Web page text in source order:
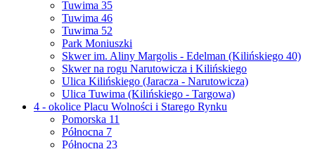
Tuwima 35
Tuwima 46
Tuwima 52
Park Moniuszki
Skwer im. Aliny Margolis - Edelman (Kilińskiego 40)
Skwer na rogu Narutowicza i Kilińskiego
Ulica Kilińskiego (Jaracza - Narutowicza)
Ulica Tuwima (Kilińskiego - Targowa)
4 - okolice Placu Wolności i Starego Rynku
Pomorska 11
Północna 7
Północna 23